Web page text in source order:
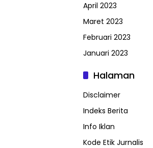
April 2023
Maret 2023
Februari 2023
Januari 2023
Halaman
Disclaimer
Indeks Berita
Info Iklan
Kode Etik Jurnalis